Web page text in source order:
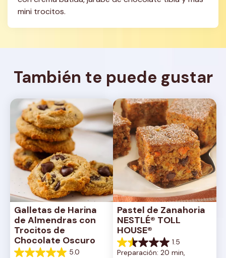
mini trocitos.
También te puede gustar
Galletas de Harina
de Almendras con
Trocitos de
Chocolate Oscuro
5.0
5.0
Pastel de Zanahoria
NESTLÉ® TOLL
HOUSE®
1.5
1.5
de
Preparación: 20 min,